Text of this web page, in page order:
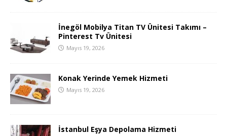
İnegöl Mobilya Titan TV Ünitesi Takımı –
Pinterest Tv Ünitesi
Mayıs 19, 2026
Konak Yerinde Yemek Hizmeti
Mayıs 19, 2026
İstanbul Eşya Depolama Hizmeti